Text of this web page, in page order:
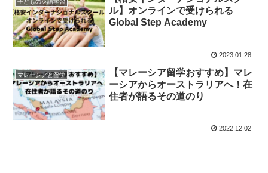
子どもの英語学習
ル】オンラインで受けられる
Global Step Academy
2023.01.28
マレーシアと留学
【マレーシア留学おすすめ】マレ
ーシアからオーストラリアへ！在
住者が語るその道のり
2022.12.02